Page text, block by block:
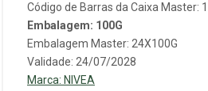
Código de Barras da Caixa Master:
Embalagem: 100G
Embalagem Master: 24X100G
Validade: 24/07/2028
Marca: NIVEA